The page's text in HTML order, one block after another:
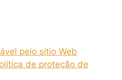
pelo sítio Web
de proteção de